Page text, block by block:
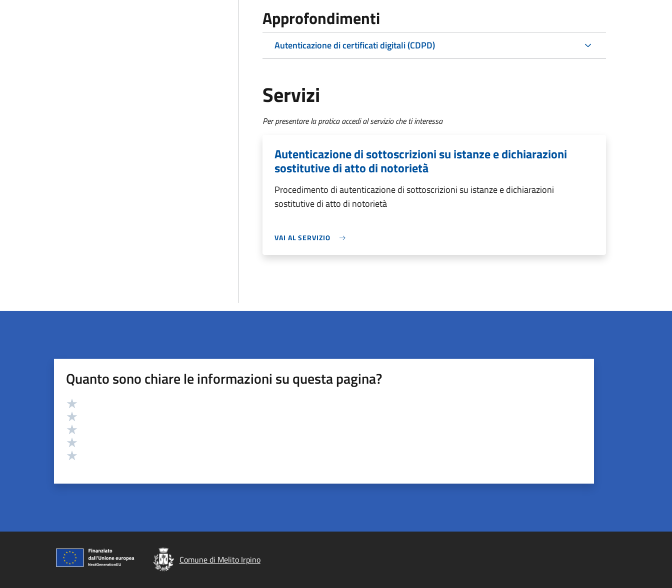
Approfondimenti
Autenticazione di certificati digitali (CDPD)
Servizi
Per presentare la pratica accedi al servizio che ti interessa
Autenticazione di sottoscrizioni su istanze e dichiarazioni
sostitutive di atto di notorietà
Procedimento di autenticazione di sottoscrizioni su istanze e dichiarazioni
sostitutive di atto di notorietà
VAI AL SERVIZIO
Quanto sono chiare le informazioni su questa pagina?
Valutazione
Comune di Melito Irpino